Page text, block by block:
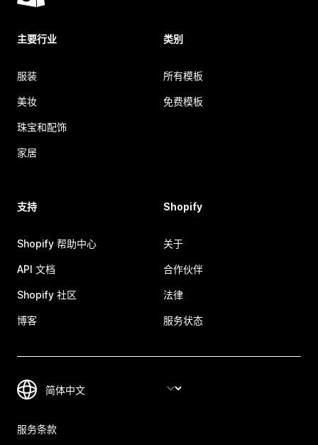
主要行业
服装
美妆
珠宝和配饰
家居
类别
所有模板
免费模板
支持
Shopify 帮助中心
API 文档
Shopify 社区
博客
Shopify
关于
合作伙伴
法律
服务状态
服务条款